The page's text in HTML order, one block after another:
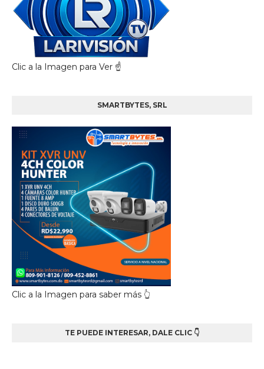
Clic a la Imagen para Ver ☝️
SMARTBYTES, SRL
Clic a la Imagen para saber más 👆
TE PUEDE INTERESAR, DALE CLIC 👇